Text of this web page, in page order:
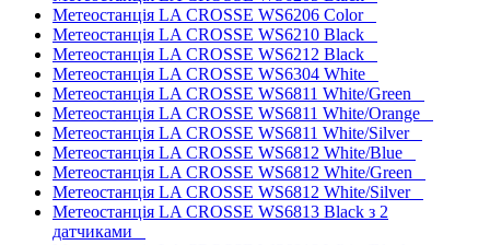
Метеостанція LA CROSSE WS6206 Color
Метеостанція LA CROSSE WS6210 Black
Метеостанція LA CROSSE WS6212 Black
Метеостанція LA CROSSE WS6304 White
Метеостанція LA CROSSE WS6811 White/Green
Метеостанція LA CROSSE WS6811 White/Orange
Метеостанція LA CROSSE WS6811 White/Silver
Метеостанція LA CROSSE WS6812 White/Blue
Метеостанція LA CROSSE WS6812 White/Green
Метеостанція LA CROSSE WS6812 White/Silver
Метеостанція LA CROSSE WS6813 Black з 2
датчиками